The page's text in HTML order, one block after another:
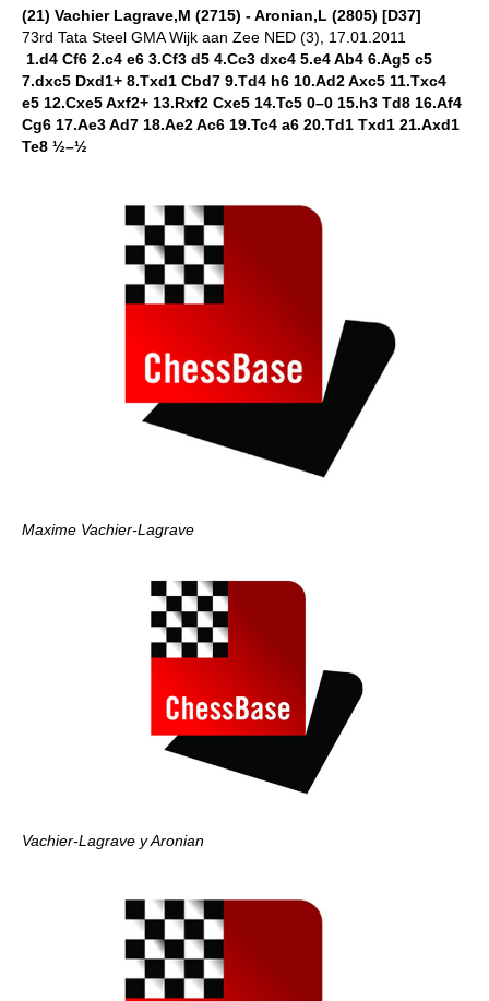
(21) Vachier Lagrave,M (2715) - Aronian,L (2805) [D37]
73rd Tata Steel GMA Wijk aan Zee NED (3), 17.01.2011
1.d4 Cf6 2.c4 e6 3.Cf3 d5 4.Cc3 dxc4 5.e4 Ab4 6.Ag5 c5
7.dxc5 Dxd1+ 8.Txd1 Cbd7 9.Td4 h6 10.Ad2 Axc5 11.Txc4
e5 12.Cxe5 Axf2+ 13.Rxf2 Cxe5 14.Tc5 0–0 15.h3 Td8 16.Af4
Cg6 17.Ae3 Ad7 18.Ae2 Ac6 19.Tc4 a6 20.Td1 Txd1 21.Axd1
Te8 ½–½
Maxime Vachier-Lagrave
Vachier-Lagrave y Aronian